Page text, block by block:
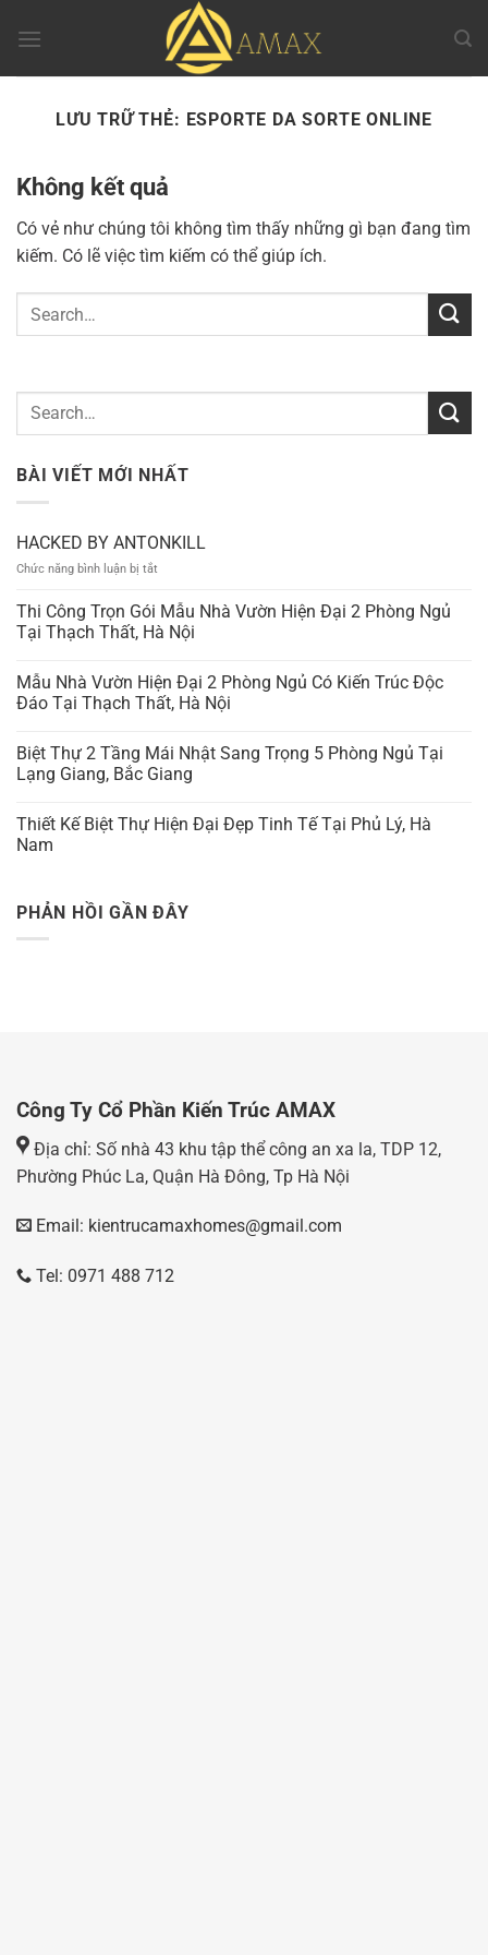
đến
LƯU TRỮ THẺ: ESPORTE DA SORTE ONLINE
Không kết quả
Có vẻ như chúng tôi không tìm thấy những gì bạn đang tìm
kiếm. Có lẽ việc tìm kiếm có thể giúp ích.
BÀI VIẾT MỚI NHẤT
HACKED BY ANTONKILL
Chức năng bình luận bị tắt
BY
ANTONKILL
Thi Công Trọn Gói Mẫu Nhà Vườn Hiện Đại 2 Phòng Ngủ
Tại Thạch Thất, Hà Nội
Mẫu Nhà Vườn Hiện Đại 2 Phòng Ngủ Có Kiến Trúc Độc
Đáo Tại Thạch Thất, Hà Nội
Biệt Thự 2 Tầng Mái Nhật Sang Trọng 5 Phòng Ngủ Tại
Lạng Giang, Bắc Giang
Thiết Kế Biệt Thự Hiện Đại Đẹp Tinh Tế Tại Phủ Lý, Hà
Nam
PHẢN HỒI GẦN ĐÂY
Công Ty Cổ Phần Kiến Trúc AMAX
Địa chỉ: Số nhà 43 khu tập thể công an xa la, TDP 12,
Phường Phúc La, Quận Hà Đông, Tp Hà Nội
Email: kientrucamaxhomes@gmail.com
Tel: 0971 488 712